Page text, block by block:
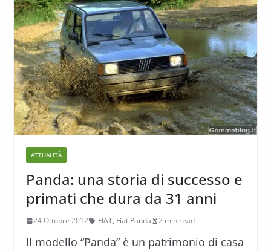
ATTUALITÀ
Panda: una storia di successo e
primati che dura da 31 anni
24 Ottobre 2012 FIAT, Fiat Panda 2 min read
Il modello “Panda” è un patrimonio di casa